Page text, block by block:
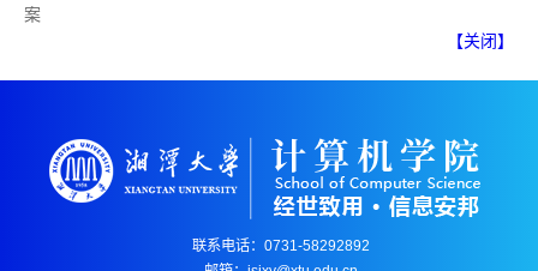
案
【关闭】
联系电话：0731-58292892